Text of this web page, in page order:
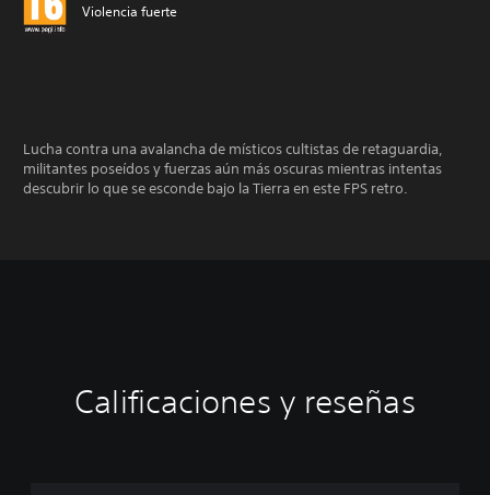
Violencia fuerte
Lucha contra una avalancha de místicos cultistas de retaguardia,
militantes poseídos y fuerzas aún más oscuras mientras intentas
descubrir lo que se esconde bajo la Tierra en este FPS retro.
Calificaciones y reseñas